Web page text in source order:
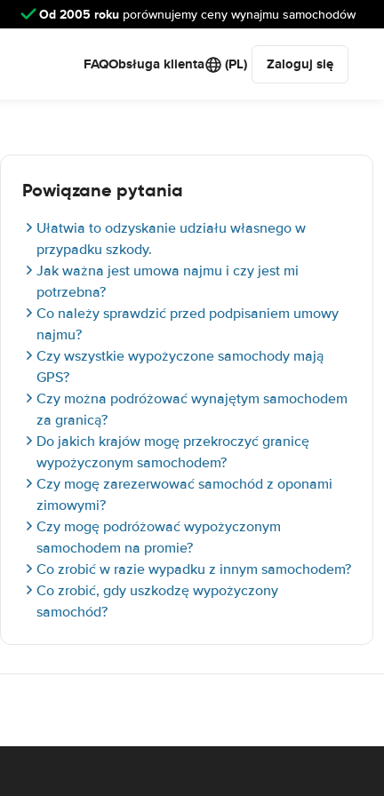
Od 2005 roku porównujemy ceny wynajmu samochodów
FAQObsługa klienta (PL) Zaloguj się
Powiązane pytania
Ułatwia to odzyskanie udziału własnego w
przypadku szkody.
Jak ważna jest umowa najmu i czy jest mi
potrzebna?
Co należy sprawdzić przed podpisaniem umowy
najmu?
Czy wszystkie wypożyczone samochody mają
GPS?
Czy można podróżować wynajętym samochodem
za granicą?
Do jakich krajów mogę przekroczyć granicę
wypożyczonym samochodem?
Czy mogę zarezerwować samochód z oponami
zimowymi?
Czy mogę podróżować wypożyczonym
samochodem na promie?
Co zrobić w razie wypadku z innym samochodem?
Co zrobić, gdy uszkodzę wypożyczony
samochód?